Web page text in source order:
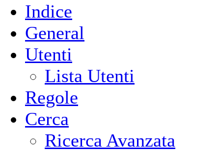
Indice
General
Utenti
Lista Utenti
Regole
Cerca
Ricerca Avanzata